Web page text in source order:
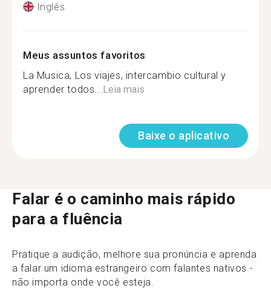
Inglês
Meus assuntos favoritos
La Musica, Los viajes, intercambio cultural y
aprender todos... Leia mais
Baixe o aplicativo
Falar é o caminho mais rápido
para a fluência
Pratique a audição, melhore sua pronúncia e aprenda
a falar um idioma estrangeiro com falantes nativos -
não importa onde você esteja.